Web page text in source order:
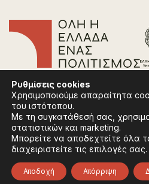
Συχνές Ερωτήσεις
Πολιτική Απορρήτου
Όροι Χρήσης
Πολιτική Cookies
Ακολουθήστε:Instagram
Ρυθμίσεις cookies
Χρησιμοποιούμε απαραίτητα
του ιστότοπου.
Με τη συγκατάθεσή σας,
στατιστικών και marketing.
Μπορείτε να αποδεχτείτε όλα
διαχειριστείτε τις επιλογές σας.
Αποδοχή Απόρριψη